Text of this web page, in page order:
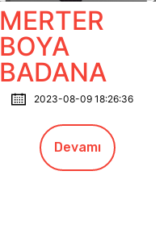
MERTER
BOYA
BADANA
2023-08-09 18:26:36
Devamı